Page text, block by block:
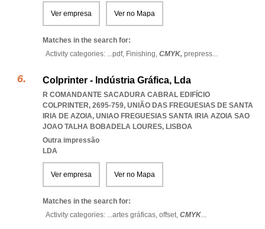
Ver empresa Ver no Mapa
Matches in the search for:
Activity categories: ...pdf, Finishing, CMYK, prepress...
Colprinter - Indústria Gráfica, Lda
R COMANDANTE SACADURA CABRAL EDIFÍCIO
COLPRINTER, 2695-759, UNIÃO DAS FREGUESIAS DE SANTA
IRIA DE AZOIA, UNIAO FREGUESIAS SANTA IRIA AZOIA SAO
JOAO TALHA BOBADELA LOURES, LISBOA
Outra impressão
LDA
Ver empresa Ver no Mapa
Matches in the search for:
Activity categories: ...artes gráficas, offset, CMYK...